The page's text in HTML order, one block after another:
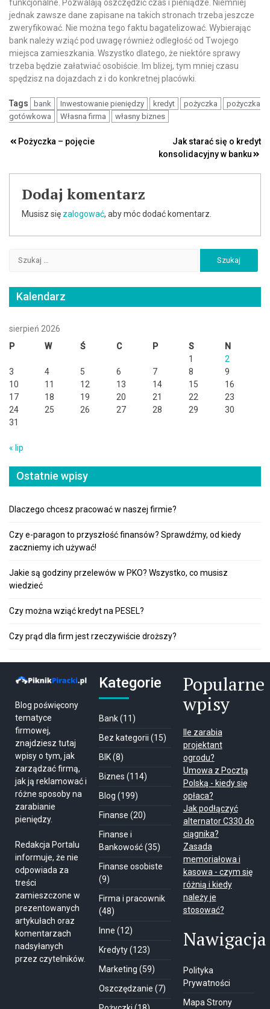
funkcjonalne. Pozwalają oszczędzić czas i pieniądze. Niemniej
jednak zawsze dane zapisane na takich stronach trzeba jeszcze
zweryfikować. Nie można tego faktu bagatelizować. Wybierając
bank należy wziąć pod uwagę również odległość od Twojego
miejsca zamieszkania. Wszystko dlatego, że niektóre sprawy
trzeba będzie załatwiać osobiście. Im bliżej, tym mniej czasu
spędzisz na dojazdach z i do konkretnej placówki.
Tags bank Inwestowanie pieniędzy kredyt pożyczka
pożyczka
gotówkowa
Własna firma własny biznes
Nawigacja
Pożyczka – pojęcie
Jak starać się o kredyt
konsolidacyjny w banku
Dodaj komentarz
Musisz się zalogować, aby móc dodać komentarz.
Kalendarz
sierpień 2026
P
W Ś C P S
N
1
2
3
4 5 6 7 8
9
10
11 12 13 14 15
16
17
18 19 20 21 22
23
24
25 26 27 28 29
30
31
« lip
Ostatnie wpisy
Dlaczego chcesz pracować w naszej firmie?
Czy e-paragon to przyszłość finansów? Sprawdźmy, od kiedy
zaczniemy ich używać!
Jakie są godziny przelewów w PKO? Wszystko, co musisz
wiedzieć
Czy można wziąć kredyt na PESEL?
Czy prąd dla firm jest rzeczywiście droższy?
Blog poświęcony
tematyce
firmowej,
znajdziesz tutaj
wpisy o tym, jak
zarządzać firmą,
jak ją reklamować i
różne sposoby na
zarabianie
pieniędzy.
Redakcja Portalu
informuje, że nie
odpowiada za
treści
zamieszczone w
prezentowanych
artykułach oraz
komentarzach
nadsyłanych
przez czytelników.
Kategorie
Bank(11)
Bez kategorii (15)
BIK(8)
Biznes (114)
Blog (199)
Finanse (20)
Finanse i
Bankowość(35)
Finanse osobiste
(9)
Firma i pracownik
(48)
Inne (12)
Kredyty(123)
Marketing (59)
Oszczędzanie (7)
Popularne
wpisy
Ile zarabia
projektant
ogrodu?
Umowa z Pocztą
Polską - kiedy się
opłaca?
Jak podłączyć
alternator C330 do
ciągnika?
Zasada
memoriałowa i
kasowa - czym się
różnią i kiedy
należy je
stosować?
Nawigacja
Polityka
Prywatności
Mapa Strony